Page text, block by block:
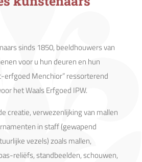
sinds 1850, beeldhouwers van
voor u hun deuren en hun
erfgoed Menchior” ressorterend
het Waals Erfgoed IPW.
creatie, verwezenlijking van mallen
in staff (gewapend
vezels) zoals mallen,
reliëfs, standbeelden, schouwen,